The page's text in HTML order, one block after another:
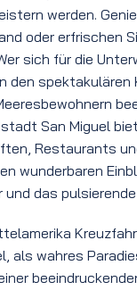
werden.
oder erfrischen
sich für die
den spektakulären
San Miguel
Restaurants
wunderbaren
das
als wahres